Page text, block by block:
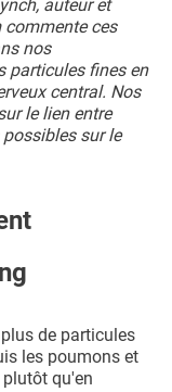
auteur et
commente ces
nos
particules fines en
central. Nos
le lien entre
sur le
de particules
les poumons et
qu'en